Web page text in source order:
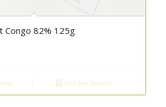
Congo 82% 125g
Voir les détails